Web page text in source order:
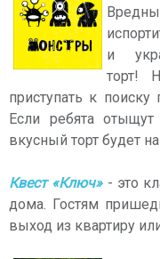
и
торт!
приступать к поиску
Если ребята
вкусный торт будет
Квест «Ключ»- это
дома. Гостям
выход из квартиру